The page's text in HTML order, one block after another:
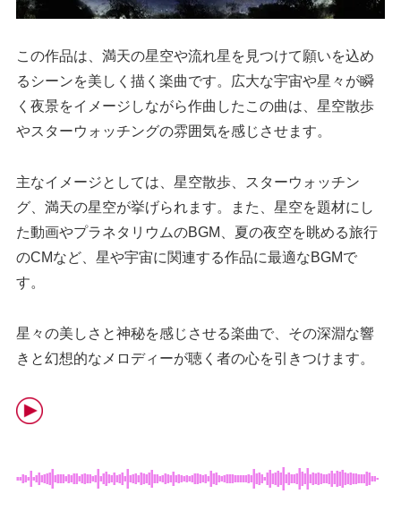
この作品は、満天の星空や流れ星を見つけて願いを込め
るシーンを美しく描く楽曲です。広大な宇宙や星々が瞬
く夜景をイメージしながら作曲したこの曲は、星空散歩
やスターウォッチングの雰囲気を感じさせます。
主なイメージとしては、星空散歩、スターウォッチン
グ、満天の星空が挙げられます。また、星空を題材にし
た動画やプラネタリウムのBGM、夏の夜空を眺める旅行
のCMなど、星や宇宙に関連する作品に最適なBGMで
す。
星々の美しさと神秘を感じさせる楽曲で、その深淵な響
きと幻想的なメロディーが聴く者の心を引きつけます。